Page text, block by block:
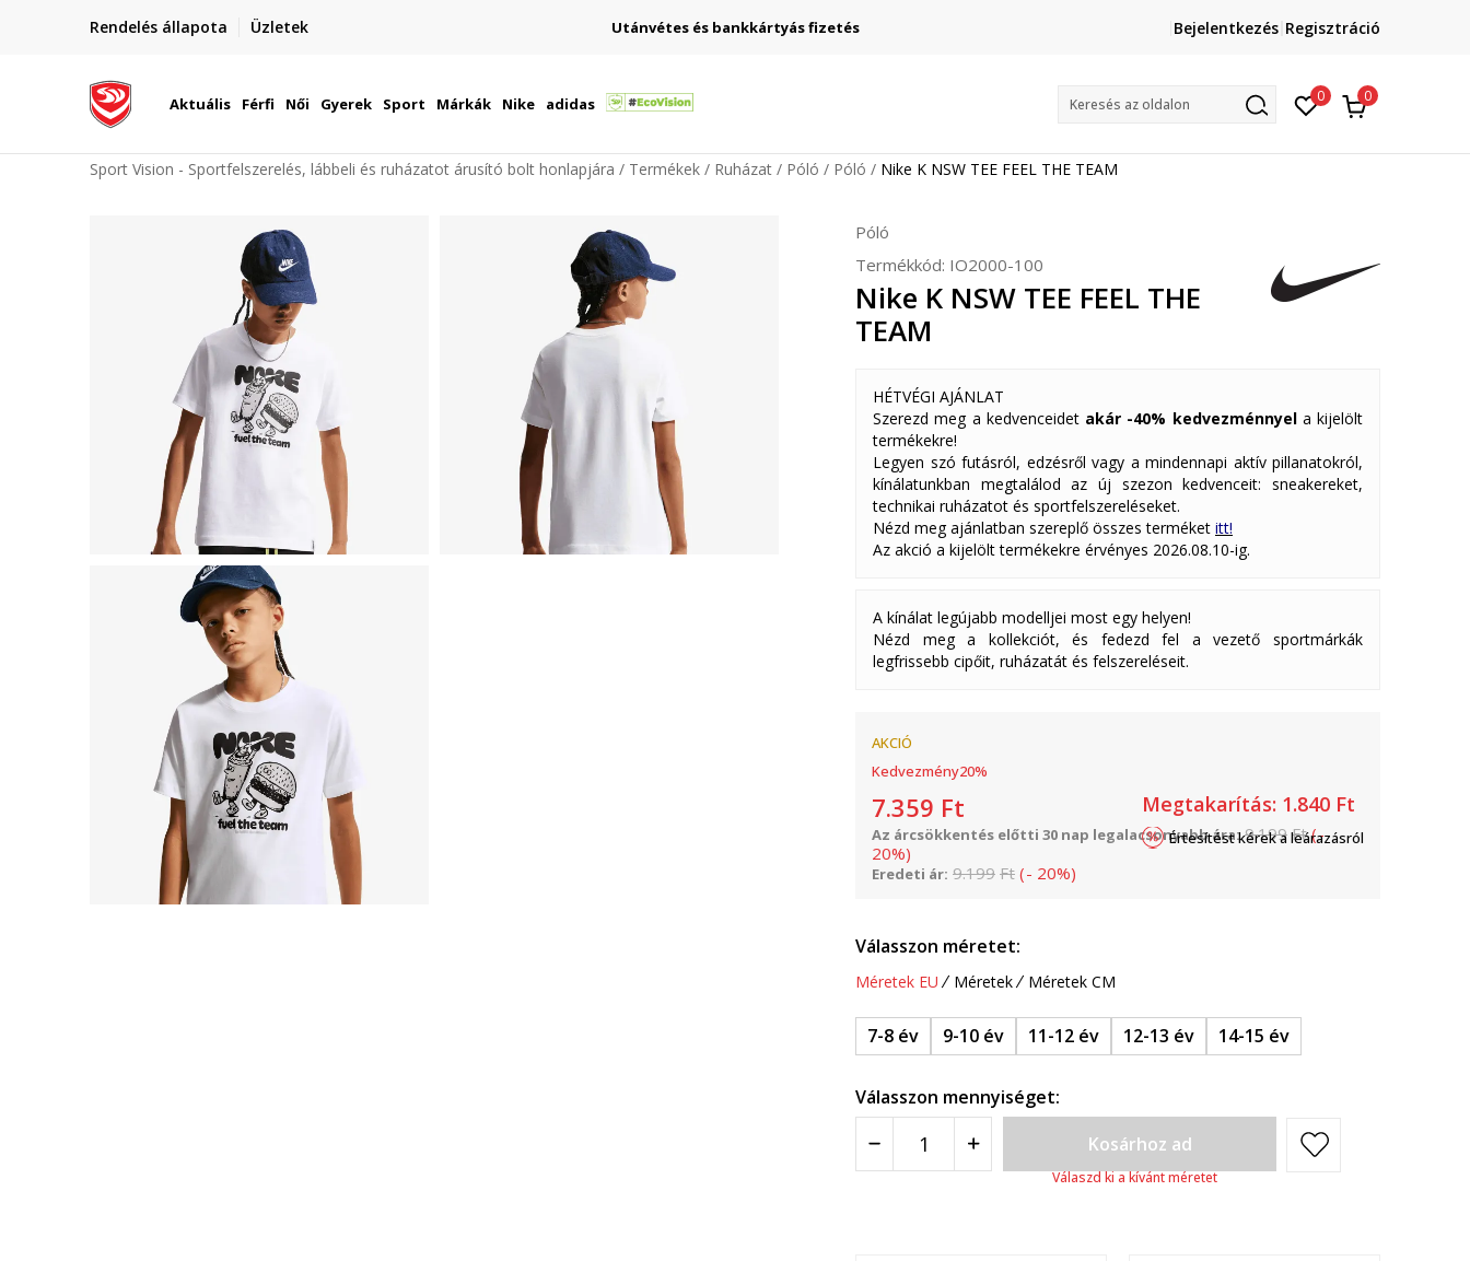
Rendelés állapota Üzletek
Szállítás Magyarország területén Utánvétes és bankkártyás fizetés
Lépj velünk kapcsolatba
online@sport-vision.huBejelentkezés Regisztráció
Aktuális Férfi Női Gyerek Sport Márkák Nike adidas Keresés az oldalon 0 0
Sport Vision - Sportfelszerelés, lábbeli és ruházatot árusító bolt honlapjára Termékek Ruházat Póló Póló Nike K NSW TEE FEEL THE TEAM
Póló
Termékkód: IO2000-100
Nike K NSW TEE FEEL THE
TEAM
HÉTVÉGI AJÁNLAT
Szerezd meg a kedvenceidet akár -40% kedvezménnyel a kijelölt
termékekre!
Legyen szó futásról, edzésről vagy a mindennapi aktív pillanatokról,
kínálatunkban megtalálod az új szezon kedvenceit: sneakereket,
technikai ruházatot és sportfelszereléseket.
Nézd meg ajánlatban szereplő összes terméket itt!
Az akció a kijelölt termékekre érvényes 2026.08.10-ig.
A kínálat legújabb modelljei most egy helyen!
Nézd meg a kollekciót, és fedezd fel a vezető sportmárkák
legfrissebb cipőit, ruházatát és felszereléseit.
AKCIÓ
Kedvezmény20%
7.359 Ft
Az árcsökkentés előtti 30 nap legalacsonyabb ára: 9.199 Ft (-
20%)
Eredeti ár: 9.199 Ft (- 20%)
Megtakarítás: 1.840 Ft
Értesítést kérek a leárazásról
Válasszon méretet:
Méretek EU Méretek Méretek CM
7-8 év 9-10 év 11-12 év 12-13 év 14-15 év
Válasszon mennyiséget:
Kosárhoz ad
Válaszd ki a kívánt méretet